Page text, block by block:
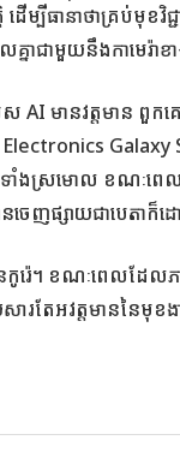
ើម្បីធានាថាគ្រប់មុខ
នាជាមួយនឹងកាមេរ៉ា
មានវត្តមាន ពួកគេ
Galaxy
ាំងស្រមោល ខណៈពេ
េញផ្សាយជាបេតាក៏ដ
វ៉ុនកូរ៉េ។ ខណៈពេលដែ
រតែអវត្តមាននៃមុខ